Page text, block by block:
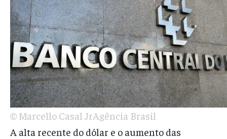
© Marcello Casal JrAgência Brasil
A alta recente do dólar e o aumento das